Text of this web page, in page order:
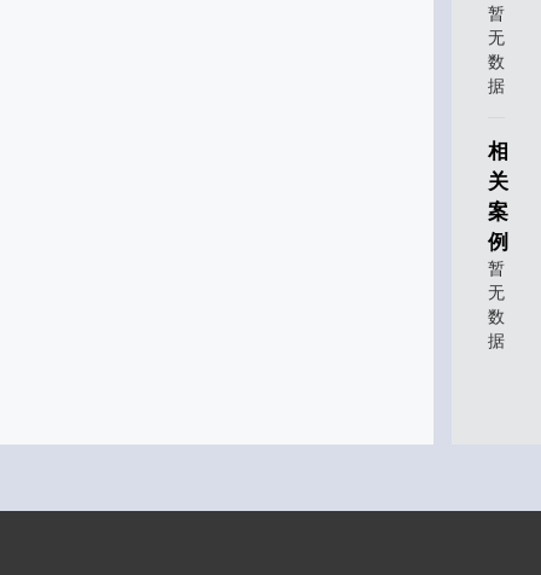
暂
无
数
据
相
关
案
例
暂
无
数
据